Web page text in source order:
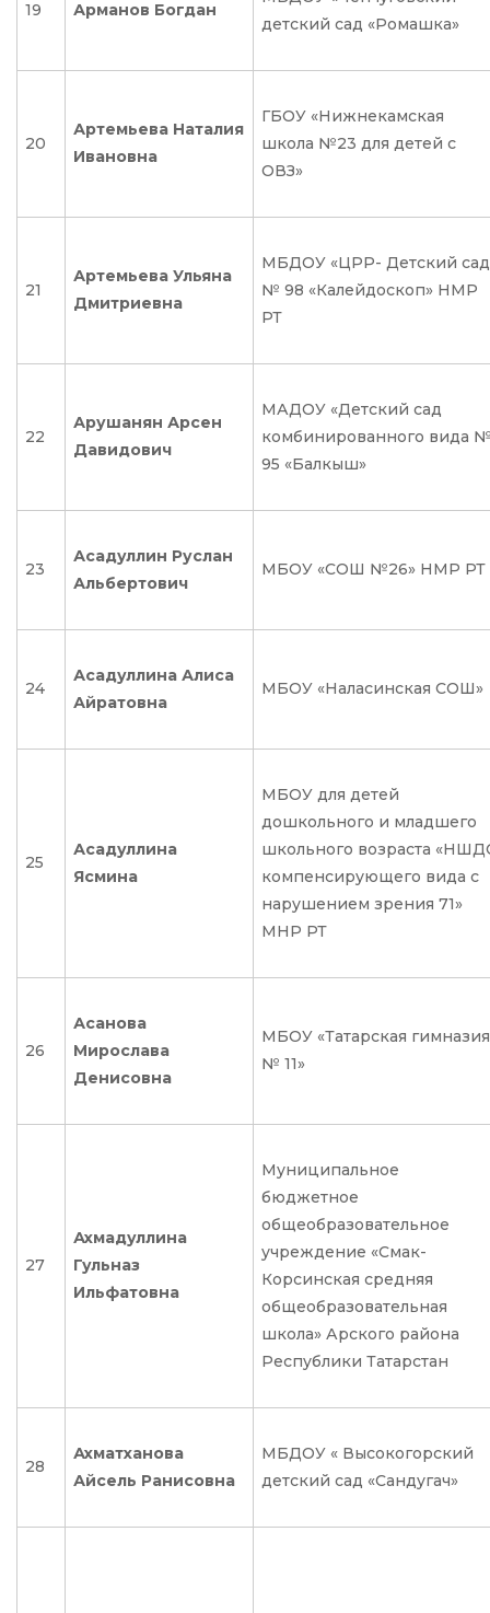
19 Арманов Богдан
детский сад «Ромашка»
20
Артемьева Наталия
Ивановна
ГБОУ «Нижнекамская
школа №23 для детей с
ОВЗ»
21
Артемьева Ульяна
Дмитриевна
МБДОУ «ЦРР- Детский сад
№ 98 «Калейдоскоп» НМР
РТ
22
Арушанян Арсен
Давидович
МАДОУ «Детский сад
комбинированного вида
95 «Балкыш»
23
Асадуллин Руслан
Альбертович
МБОУ «СОШ №26» НМР РТ
24
Асадуллина Алиса
Айратовна
МБОУ «Наласинская СОШ»
25
Асадуллина
Ясмина
МБОУ для детей
дошкольного и младшего
школьного возраста
компенсирующего вида с
нарушением зрения 71»
МНР РТ
26
Асанова
Мирослава
Денисовна
МБОУ «Татарская гимназия
№ 11»
27
Ахмадуллина
Гульназ
Ильфатовна
Муниципальное
бюджетное
общеобразовательное
учреждение «Смак-
Корсинская средняя
общеобразовательная
школа» Арского района
Республики Татарстан
28
Ахматханова
Айсель Ранисовна
МБДОУ « Высокогорский
детский сад «Сандугач»